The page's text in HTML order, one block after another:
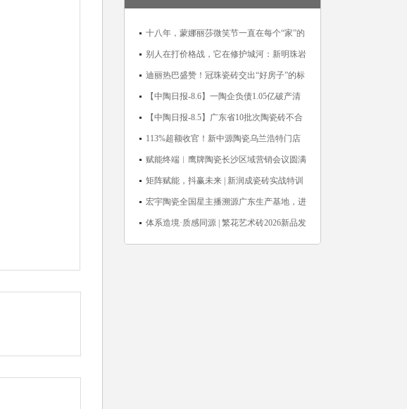
十八年，蒙娜丽莎微笑节一直在每个“家”的
故事里
别人在打价格战，它在修护城河：新明珠岩
板的逆势密码
迪丽热巴盛赞！冠珠瓷砖交出“好房子”的标
准答卷
【中陶日报-8.6】一陶企负债1.05亿破产清
算；东鹏拟延长基金投资期限；工信部开展
建陶行业能效领跑者企业推荐工作
【中陶日报-8.5】广东省10批次陶瓷砖不合
格；科达购买特福国际股份申请未通过；蒙
娜丽莎5千万回购股份；建霖家居海外产能
突破18亿元
113%超额收官！新中源陶瓷乌兰浩特门店
周年活动圆满落幕
赋能终端︱鹰牌陶瓷长沙区域营销会议圆满
举行，共探渠道拓展与门店升级新路径
矩阵赋能，抖赢未来 | 新润成瓷砖实战特训
营成功举办，吹响品牌秋季营销冲锋号！
宏宇陶瓷全国星主播溯源广东生产基地，进
阶ROI长效变现新路径
体系造境·质感同源 | 繁花艺术砖2026新品发
布媒体见面会圆满举行